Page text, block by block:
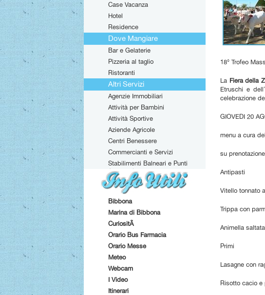
Case Vacanza
Hotel
Residence
Dove Mangiare
Bar e Gelaterie
Pizzeria al taglio
Ristoranti
Altri Servizi
Agenzie Immobiliari
Attività per Bambini
Attività Sportive
Aziende Agricole
Centri Benessere
Commercianti e Servizi
Stabilimenti Balneari e Punti
Attrezzati
Bibbona
Marina di Bibbona
CuriositÃ
Orario Bus Farmacia
Orario Messe
Meteo
Webcam
I Video
Itinerari
18° Trofeo
La Fiera della
Etruschi e
celebrazione
GIOVEDI 20
menu a cura
su
Antipasti
Vitello tonnato
Trippa con
Animella
Primi
Lasagne con
Risotto cacio e